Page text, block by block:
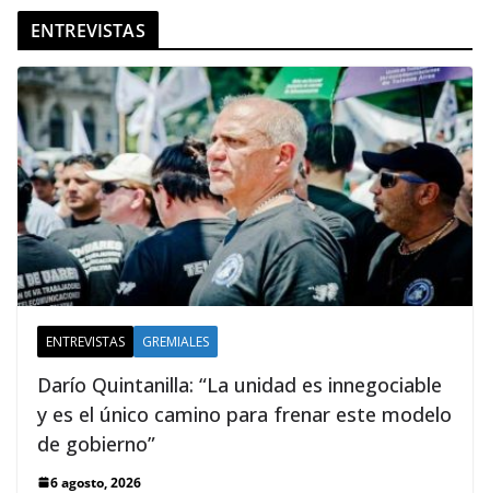
ENTREVISTAS
ENTREVISTAS GREMIALES
Darío Quintanilla: “La unidad es innegociable
y es el único camino para frenar este modelo
de gobierno”
6 agosto, 2026